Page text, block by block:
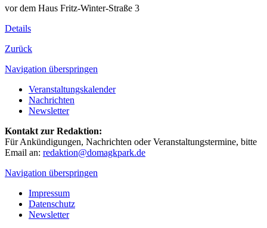
vor dem Haus Fritz-Winter-Straße 3
Details
Zurück
Navigation überspringen
Veranstaltungskalender
Nachrichten
Newsletter
Kontakt zur Redaktion:
Für Ankündigungen, Nachrichten oder Veranstaltungstermine, bitte
Email an: redaktion@domagkpark.de
Navigation überspringen
Impressum
Datenschutz
Newsletter